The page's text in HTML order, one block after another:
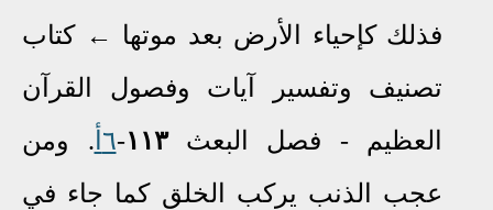
فذلك كإحياء الأرض بعد موتها ← كتاب
تصنيف وتفسير آيات وفصول القرآن
العظيم - فصل البعث١١٣-٦أ . ومن
عجب الذنب يركب الخلق كما جاء في